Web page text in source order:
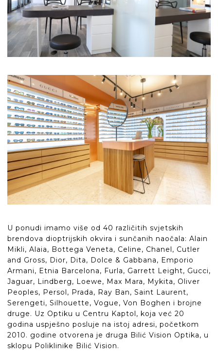
U ponudi imamo više od 40 različitih svjetskih
brendova dioptrijskih okvira i sunčanih naočala: Alain
Mikli, Alaia, Bottega Veneta, Celine, Chanel, Cutler
and Gross, Dior, Dita, Dolce & Gabbana, Emporio
Armani, Etnia Barcelona, Furla, Garrett Leight, Gucci,
Jaguar, Lindberg, Loewe, Max Mara, Mykita, Oliver
Peoples, Persol, Prada, Ray Ban, Saint Laurent,
Serengeti, Silhouette, Vogue, Von Boghen i brojne
druge. Uz Optiku u Centru Kaptol, koja već 20
godina uspješno posluje na istoj adresi, početkom
2010. godine otvorena je druga Bilić Vision Optika, u
sklopu Poliklinike Bilić Vision.